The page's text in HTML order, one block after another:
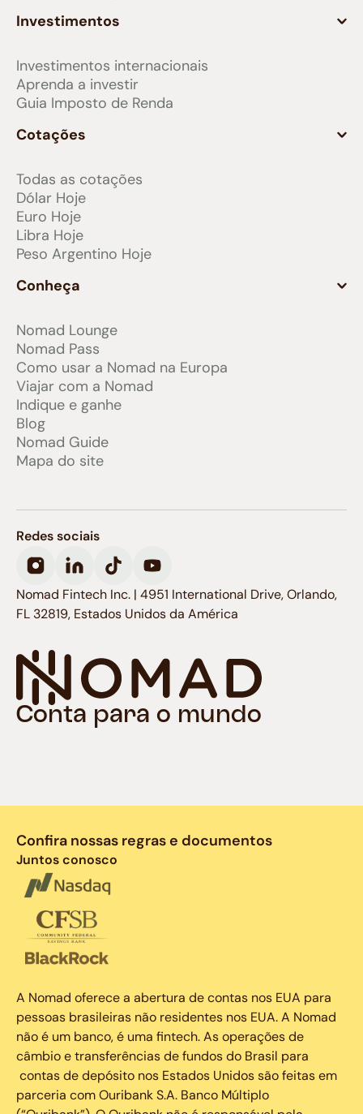
Investimentos
Investimentos internacionais
Aprenda a investir
Guia Imposto de Renda
Cotações
Todas as cotações
Dólar Hoje
Euro Hoje
Libra Hoje
Peso Argentino Hoje
Conheça
Nomad Lounge
Nomad Pass
Como usar a Nomad na Europa
Viajar com a Nomad
Indique e ganhe
Blog
Nomad Guide
Mapa do site
Conta para o mundo
Redes sociais
Nomad Fintech Inc. | 4951 International Drive, Orlando,
FL 32819, Estados Unidos da América
Confira nossas regras e documentos
Juntos conosco
A Nomad oferece a abertura de contas nos EUA para
pessoas brasileiras não residentes nos EUA. A Nomad
não é um banco, é uma fintech. As operações de
câmbio e transferências de fundos do Brasil para
contas de depósito nos Estados Unidos são feitas em
parceria com Ouribank S.A. Banco Múltiplo